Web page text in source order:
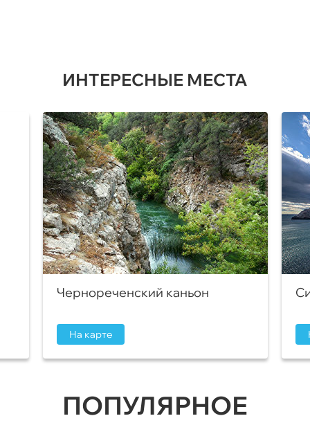
ИНТЕРЕСНЫЕ МЕСТА
Чернореченский каньон
На карте
ПОПУЛЯРНОЕ